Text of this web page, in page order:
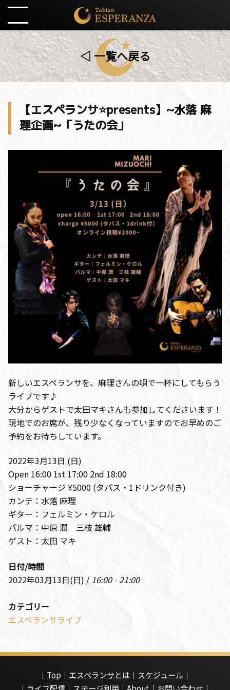
◁ 一覧へ戻る
【エスペランサ⭐️presents】~水落 麻
理企画~「うたの会」
新しいエスペランサを、麻理さんの唄で一杯にしてもらう
ライブです♪
大分からゲストで太田マキさんも参加してくださいます！
現地でのお席が、残り少なくなっていますのでお早めのご
予約をお待ちしています。
2022年3月13日 (日)
Open 16:00 1st 17:00 2nd 18:00
ショーチャージ ¥5000 (タパス・1ドリンク付き)
カンテ：水落 麻理
ギター：フェルミン・ケロル
パルマ：中原 潤 三枝 雄輔
ゲスト：太田 マキ
日付/時間
2022年03月13日(日) / 16:00 - 21:00
カテゴリー
エスペランサライブ
｜ Top ｜ エスペランサとは ｜ スケジュール ｜